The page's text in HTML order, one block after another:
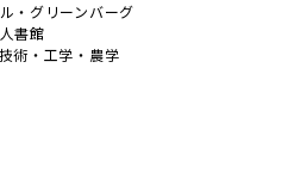
・グリーンバーグ
書館
術・工学・農学